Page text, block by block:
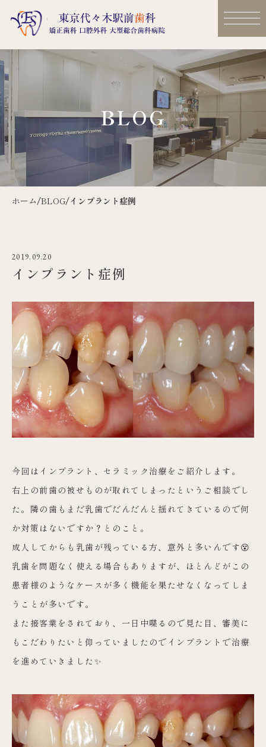
BLOG
ホーム/BLOG/インプラント症例
2019.09.20
インプラント症例
今回はインプラント、セラミック治療をご紹介します。
右上の前歯の被せものが取れてしまったというご相談でし
た。隣の歯もまだ乳歯でだんだんと揺れてきているので何
か対策はないですか？とのこと。
成人してからも乳歯が残っている方、意外と多いんです😵
乳歯を問題なく使える場合もありますが、ほとんどがこの
患者様のようなケースが多く機能を果たせなくなってしま
うことが多いです。
また接客業をされており、一日中喋るので見た目、審美に
もこだわりたいと仰っていましたのでインプラントで治療
を進めていきました✨